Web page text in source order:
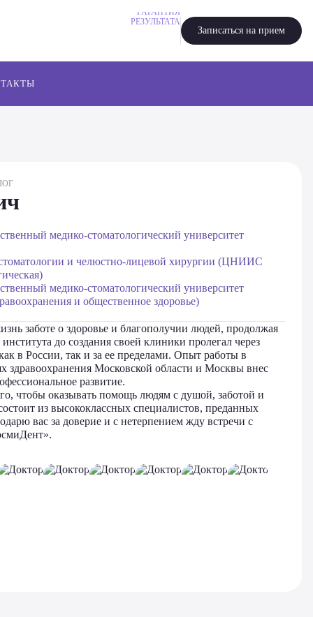
ГАРАНТИЯ
РЕЗУЛЬТАТА
Записаться на прием
медико-стоматологический университет
и челюстно-лицевой хирургии (ЦНИИС
медико-стоматологический университет
и общественное здоровье)
заботе о здоровье и благополучии людей, продолжая
до создания своей клиники пролегал через
в России, так и за ее пределами. Опыт работы в
здравоохранения Московской области и Москвы внес
развитие.
чтобы оказывать помощь людям с душой, заботой и
из высококлассных специалистов, преданных
вас за доверие и с нетерпением жду встречи с